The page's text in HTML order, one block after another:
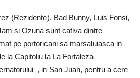
(Rezidente), Bad Bunny, Luis Fonsi,
si Ozuna sunt cativa dintre
pe portoricani sa marsaluiasca in
la Capitoliu la La Fortaleza –
in San Juan, pentru a cere